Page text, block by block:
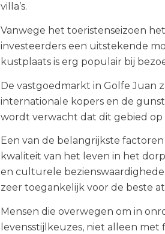
villa’s.
Vanwege het toeristenseizoen
investeerders een uitstekende
kustplaats is erg populair bij
De vastgoedmarkt in Golfe Juan
internationale kopers en de
wordt verwacht dat dit gebied
Een van de belangrijkste
kwaliteit van het leven in het
en culturele
zeer toegankelijk voor de beste
Mensen die overwegen om in
levensstijlkeuzes, niet alleen